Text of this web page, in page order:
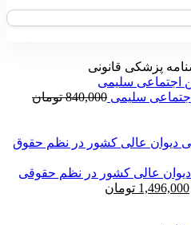
پزشکی قانونی
سلیمی 840,000 تومان
عالی کشور در نظم حقوقی
قیمت
1,496,000 تومان